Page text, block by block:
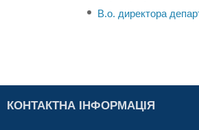
В.о. директора
КОНТАКТНА ІНФОРМАЦІЯ